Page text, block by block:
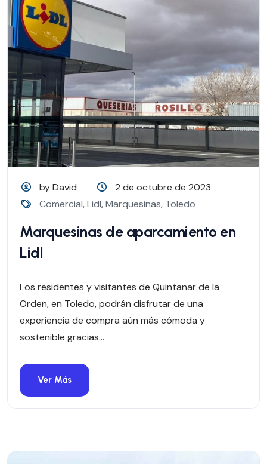
by David
2 de octubre de 2023
Comercial,Lidl,Marquesinas, Toledo
Marquesinas de aparcamiento en
Lidl
Los residentes y visitantes de Quintanar de la
Orden, en Toledo, podrán disfrutar de una
experiencia de compra aún más cómoda y
sostenible gracias...
Ver Más